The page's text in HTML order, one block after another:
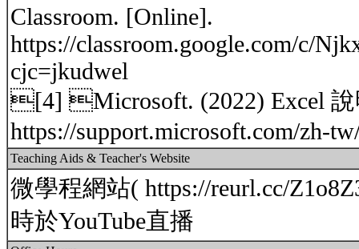
Classroom. [Online].
https://classroom.google.com/c/
cjc=jkudwel
[4] Microsoft. (2022) Excel
https://support.microsoft.com/zh-
Teaching Aids & Teacher's Website
微學程網站( https://reurl.cc/
時於YouTube直播